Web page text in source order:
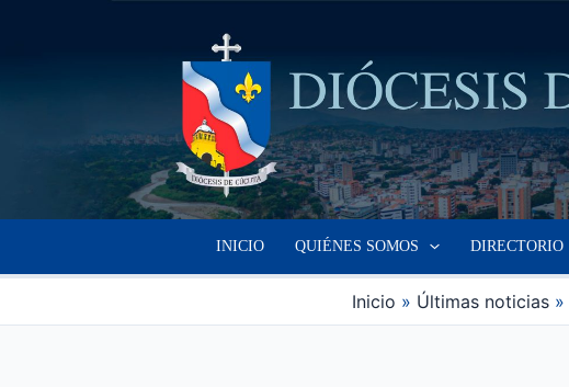
INICIO QUIÉNES SOMOS DIRECTORIO
Inicio Últimas noticias